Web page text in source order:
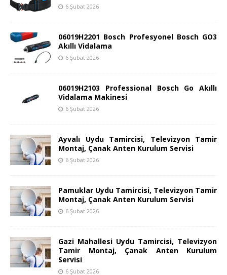
6 Şubat 2026
06019H2201 Bosch Profesyonel Bosch GO3
Akıllı Vidalama
6 Şubat 2026
06019H2103 Professional Bosch Go Akıllı
Vidalama Makinesi
6 Şubat 2026
Ayvalı Uydu Tamircisi, Televizyon Tamir
Montaj, Çanak Anten Kurulum Servisi
6 Şubat 2026
Pamuklar Uydu Tamircisi, Televizyon Tamir
Montaj, Çanak Anten Kurulum Servisi
6 Şubat 2026
Gazi Mahallesi Uydu Tamircisi, Televizyon
Tamir Montaj, Çanak Anten Kurulum
Servisi
6 Şubat 2026